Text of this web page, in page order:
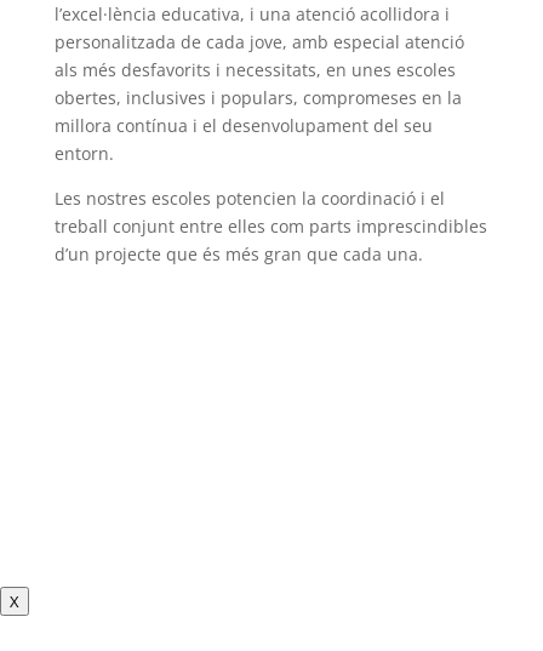
l’excel·lència educativa, i una atenció acollidora i
personalitzada de cada jove, amb especial atenció
als més desfavorits i necessitats, en unes escoles
obertes, inclusives i populars, compromeses en la
millora contínua i el desenvolupament del seu
entorn.
Les nostres escoles potencien la coordinació i el
treball conjunt entre elles com parts imprescindibles
d’un projecte que és més gran que cada una.
X